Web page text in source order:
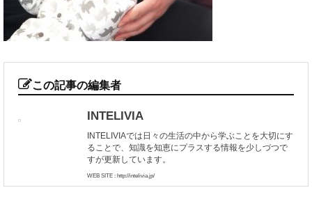
この記事の編集者
INTELIVIA
INTELIVIAでは日々の生活の中から学ぶことを大切にす
ることで、知識を知恵にプラスする情報を少しづつで
すが更新しています。
WEB SITE : http://intelivia.jp/